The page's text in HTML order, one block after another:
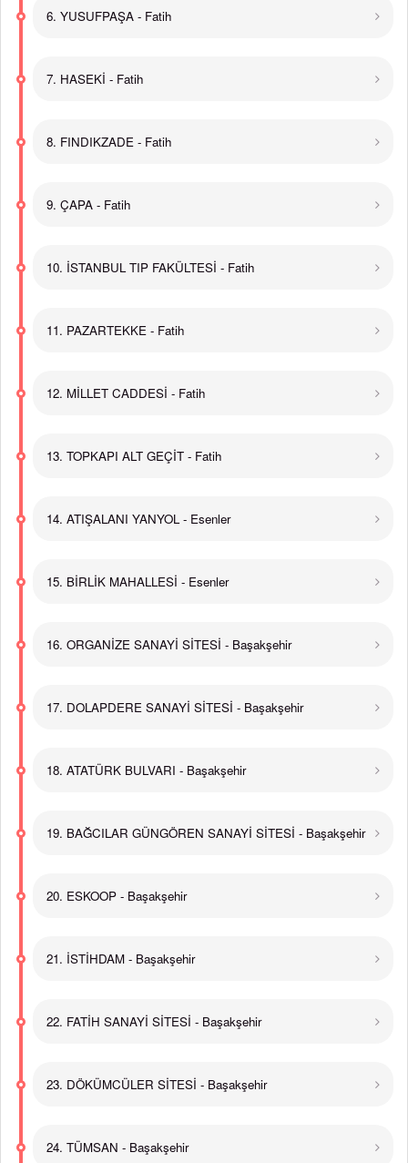
6. YUSUFPAŞA - Fatih
7. HASEKİ - Fatih
8. FINDIKZADE - Fatih
9. ÇAPA - Fatih
10. İSTANBUL TIP FAKÜLTESİ - Fatih
11. PAZARTEKKE - Fatih
12. MİLLET CADDESİ - Fatih
13. TOPKAPI ALT GEÇİT - Fatih
14. ATIŞALANI YANYOL - Esenler
15. BİRLİK MAHALLESİ - Esenler
16. ORGANİZE SANAYİ SİTESİ - Başakşehir
17. DOLAPDERE SANAYİ SİTESİ - Başakşehir
18. ATATÜRK BULVARI - Başakşehir
19. BAĞCILAR GÜNGÖREN SANAYİ SİTESİ - Başakşehir
20. ESKOOP - Başakşehir
21. İSTİHDAM - Başakşehir
22. FATİH SANAYİ SİTESİ - Başakşehir
23. DÖKÜMCÜLER SİTESİ - Başakşehir
24. TÜMSAN - Başakşehir